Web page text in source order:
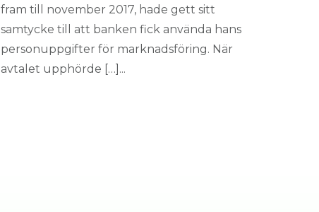
fram till november 2017, hade gett sitt
samtycke till att banken fick använda hans
personuppgifter för marknadsföring. När
avtalet upphörde […]...